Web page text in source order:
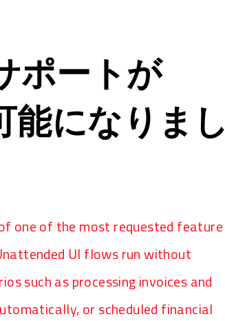
ポートが
能になりまし
one of the most requested feature
UI flows run without
such as processing invoices and
or scheduled financial